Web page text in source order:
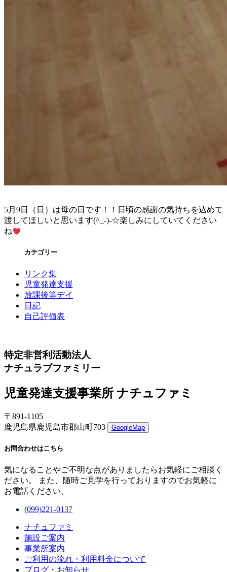
5月9日（日）は母の日です！！日頃の感謝の気持ちを込めて
渡してほしいと思います(^_-)-☆楽しみにしていてください
ね
カテゴリー
リンク集
児童発達支援
放課後等デイ
日記
自己評価表
特定非営利活動法人
ナチュラブファミリー
児童発達支援事業所 ナチュファミ
〒891-1105
鹿児島県鹿児島市郡山町703
GoogleMap
お問合わせはこちら
気になることやご不明な点がありましたらお気軽にご相談く
ださい。 また、随時ご見学を行っておりますのでお気軽に
お電話ください。
(099)221-0137
ナチュファミ
施設ご案内
事業所案内
ご利用の流れ・利用料金について
ブログ・お知らせ